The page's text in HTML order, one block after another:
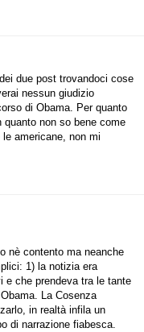
due post trovandoci cose
nessun giudizio
di Obama. Per quanto
non so bene come
americane, non mi
nè contento ma neanche
1) la notizia era
e che prendeva tra le tante
La Cosenza
in realtà infila un
di narrazione fiabesca.